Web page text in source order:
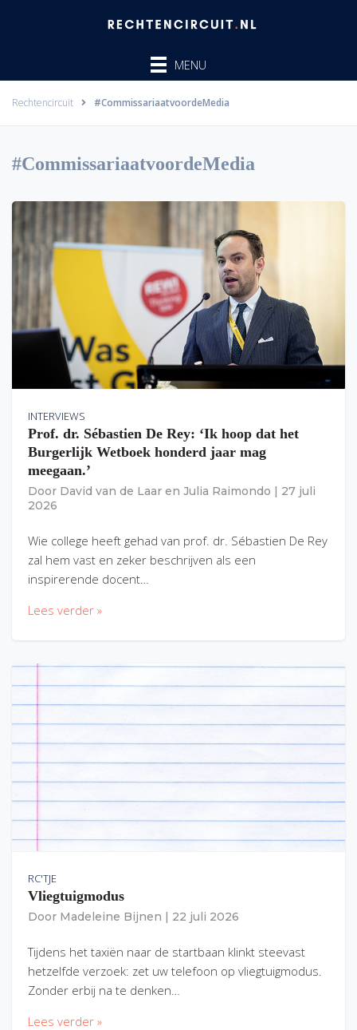
MENU
Rechtencircuit #CommissariaatvoordeMedia
#CommissariaatvoordeMedia
INTERVIEWS
Prof. dr. Sébastien De Rey: ‘Ik hoop dat het
Burgerlijk Wetboek honderd jaar mag
meegaan.’
Door David van de Laar en Julia Raimondo
27 juli
2026
Wie college heeft gehad van prof. dr. Sébastien De Rey
zal hem vast en zeker beschrijven als een
inspirerende docent…
Lees verder »
RC'TJE
Vliegtuigmodus
Door Madeleine Bijnen 22 juli 2026
Tijdens het taxiën naar de startbaan klinkt steevast
hetzelfde verzoek: zet uw telefoon op vliegtuigmodus.
Zonder erbij na te denken…
Lees verder »